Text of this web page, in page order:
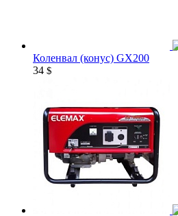
Коленвал (конус) GX200
34 $